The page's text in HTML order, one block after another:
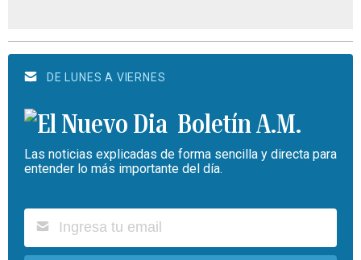
DE LUNES A VIERNES
Boletín A.M.
Las noticias explicadas de forma sencilla y directa para
entender lo más importante del día.